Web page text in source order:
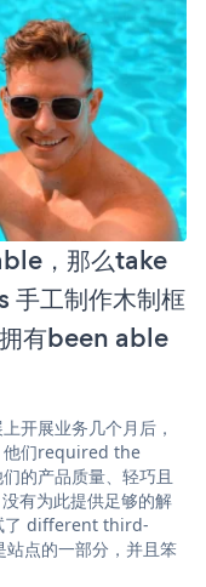
，那么take
工制作木制框
有been able
开展业务几个月后，
他们required the
的产品质量、轻巧且
有为此提供足够的解
了 different third-
点的一部分，并且笨